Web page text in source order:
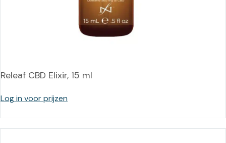
Releaf CBD Elixir, 15 ml
Log in voor prijzen